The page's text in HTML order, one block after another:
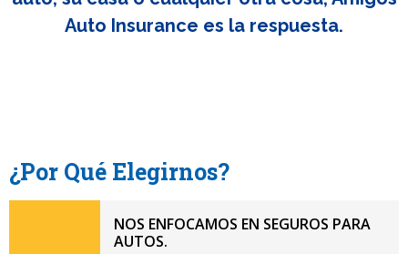
Auto Insurance es la respuesta.
¿Por Qué Elegirnos?
NOS ENFOCAMOS EN SEGUROS PARA
AUTOS.